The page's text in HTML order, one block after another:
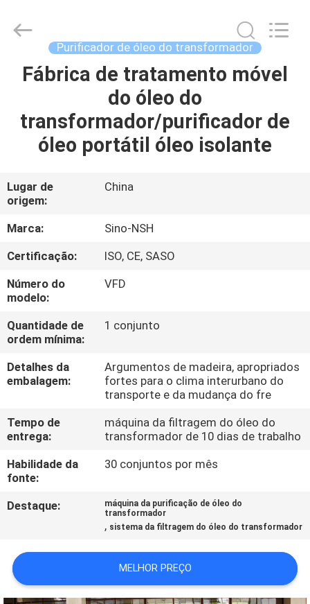
CASA
PRODUTOS
NÓS
EXCURSÃO
DA
FÁBRICA
CONTROLE
DA
QUALIDADE
CONTACTE-
NOS
NOTÍCIA
UMAS
CITAÇÕES
Purifier
Manufacture
Purificador de óleo do transformador
Fábrica de tratamento móvel
do óleo do
transformador/purificador de
óleo portátil óleo isolante
Lugar de
origem:
China
Marca:
Sino-NSH
Certificação:
ISO, CE, SASO
Número do
modelo:
VFD
Quantidade de
ordem mínima:
1 conjunto
Detalhes da
embalagem:
Argumentos de madeira, apropriados
fortes para o clima interurbano do
transporte e da mudança do fre
Tempo de
entrega:
máquina da filtragem do óleo do
transformador de 10 dias de trabalho
Habilidade da
fonte:
30 conjuntos por mês
Destaque:
máquina da purificação de óleo do
transformador
, sistema da filtragem do óleo do transformador
MELHOR PREÇO